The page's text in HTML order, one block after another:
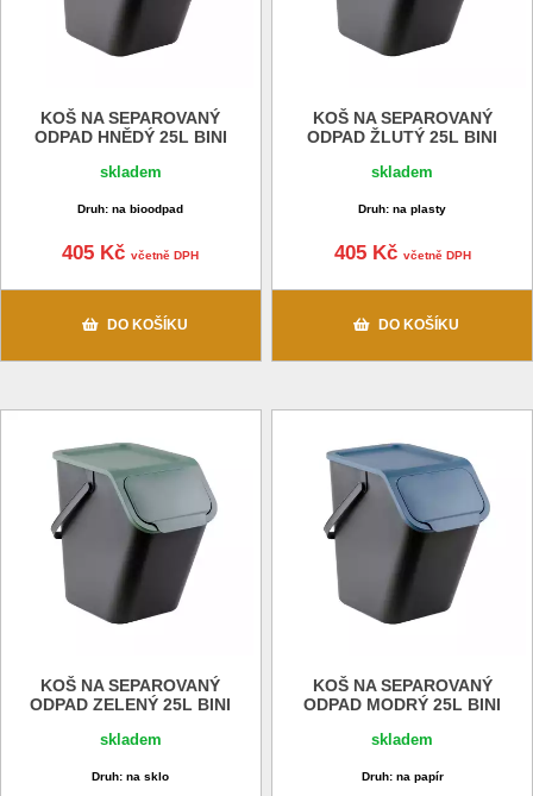
KOŠ NA SEPAROVANÝ
ODPAD HNĚDÝ 25L BINI
skladem
Druh: na bioodpad
405 Kčvčetně DPH
DO KOŠÍKU
KOŠ NA SEPAROVANÝ
ODPAD ŽLUTÝ 25L BINI
skladem
Druh: na plasty
405 Kč včetně DPH
DO KOŠÍKU
KOŠ NA SEPAROVANÝ
ODPAD ZELENÝ 25L BINI
skladem
Druh: na sklo
KOŠ NA SEPAROVANÝ
ODPAD MODRÝ 25L BINI
skladem
Druh: na papír